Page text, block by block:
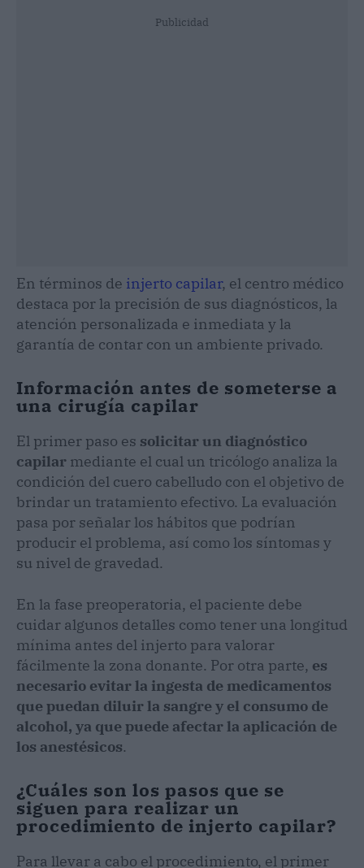
Publicidad
En términos de injerto capilar, el centro médico
destaca por la precisión de sus diagnósticos, la
atención personalizada e inmediata y la
garantía de contar con un ambiente privado.
Información antes de someterse a
una cirugía capilar
El primer paso es solicitar un diagnóstico
capilar mediante el cual un tricólogo analiza la
condición del cuero cabelludo con el objetivo de
brindar un tratamiento efectivo. La evaluación
pasa por señalar los hábitos que podrían
producir el problema, así como los síntomas y
su nivel de gravedad.
En la fase preoperatoria, el paciente debe
cuidar algunos detalles como tener una longitud
mínima antes del injerto para valorar
fácilmente la zona donante. Por otra parte, es
necesario evitar la ingesta de medicamentos
que puedan diluir la sangre y el consumo de
alcohol, ya que puede afectar la aplicación de
los anestésicos.
¿Cuáles son los pasos que se
siguen para realizar un
procedimiento de injerto capilar?
Para llevar a cabo el procedimiento, el primer